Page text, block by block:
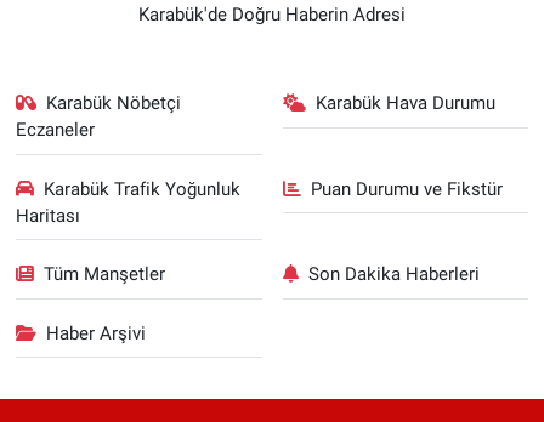
Karabük'de Doğru Haberin Adresi
Karabük Nöbetçi
Eczaneler
Karabük Hava Durumu
Karabük Trafik Yoğunluk
Haritası
Puan Durumu ve Fikstür
Tüm Manşetler Son Dakika Haberleri
Haber Arşivi